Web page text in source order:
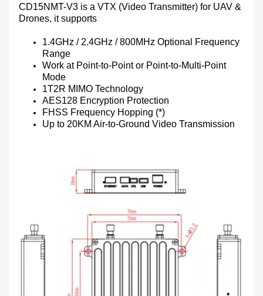
CD15NMT-V3 is a VTX (Video Transmitter) for UAV &
Drones, it supports
1.4GHz / 2.4GHz / 800MHz Optional Frequency
Range
Work at Point-to-Point or Point-to-Multi-Point
Mode
1T2R MIMO Technology
AES128 Encryption Protection
FHSS Frequency Hopping (*)
Up to 20KM Air-to-Ground Video Transmission